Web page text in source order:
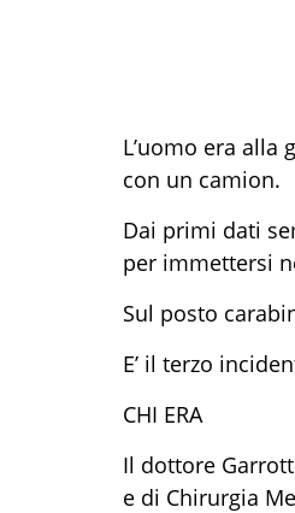
L’uomo era alla
con un camion.
Dai primi dati
per immettersi
Sul posto
E’ il terzo
CHI ERA
Il dottore
e di Chirurgia